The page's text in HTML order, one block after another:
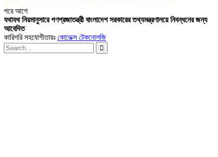
পরেআগে
যথাযথ নিয়মানুসারে গণপ্রজাতন্ত্রী বাংলাদেশ সরকারের তথ্যমন্ত্রণালয়ে নিবন্ধনের জন্য
আবেদিত
কারিগরি সহযোগীতায়ঃ কোডেক্স টেকনোলজি